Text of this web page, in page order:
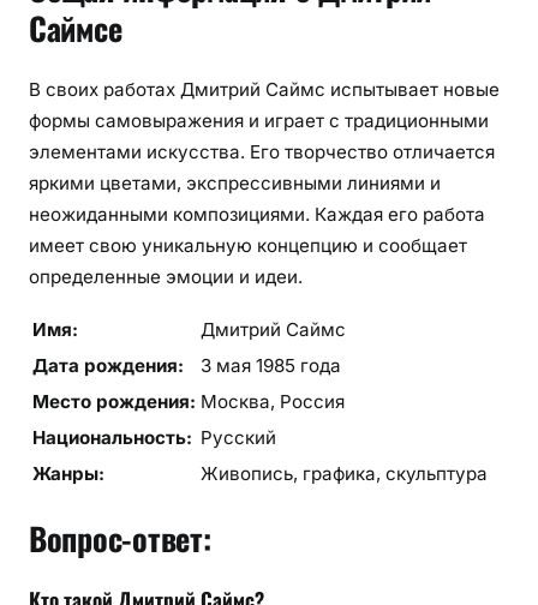
Саймсе
В своих работах Дмитрий Саймс испытывает новые
формы самовыражения и играет с традиционными
элементами искусства. Его творчество отличается
яркими цветами, экспрессивными линиями и
неожиданными композициями. Каждая его работа
имеет свою уникальную концепцию и сообщает
определенные эмоции и идеи.
Имя:
Дмитрий Саймс
Дата рождения:
3 мая 1985 года
Место рождения: Москва, Россия
Национальность: Русский
Жанры:
Живопись, графика, скульптура
Вопрос-ответ: